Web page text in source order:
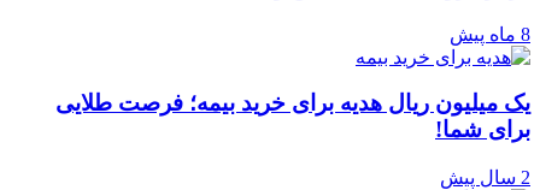
8 ماه پیش
یک میلیون ریال هدیه برای خرید بیمه؛ فرصت طلایی
برای شما!
2 سال پیش